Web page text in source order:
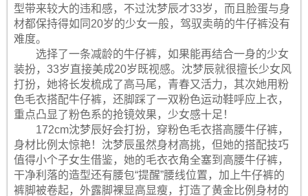
型带来较大的违和感，不过沈梦辰才33岁，而且脸蛋与身
材都保持得如同20岁的少女一般，驾驭卖萌的牛仔裤没有
难度。
选择了一条减龄的牛仔裤，如果能再结合一身的少女
装扮，33岁直接美成20岁既视感。沈梦辰就很擅长少女风
打扮，她将长发梳成了高马尾，青春又活力，其次她用粉
色毛衣搭配牛仔裤，还脚踩了一双粉色运动鞋呼应上衣，
重点凸显了粉色系的抢镜效果，少女感十足！
172cm沈梦辰好会打扮，穿粉色毛衣搭高腰牛仔裤，
身材比例太惊艳！沈梦辰虽然身材高挑，但她的搭配技巧
值得小个子女生借鉴，她的毛衣衣角全塞到高腰牛仔裤，
干净利落的造型还有腰包“提醒”腰线位置，加上牛仔裤的
裤脚被卷起，外露脚裸显高显瘦，打造了黄金比例身材的